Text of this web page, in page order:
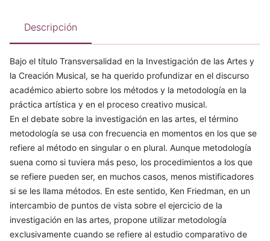
Descripción
Bajo el título Transversalidad en la Investigación de las Artes y
la Creación Musical, se ha querido profundizar en el discurso
académico abierto sobre los métodos y la metodología en la
práctica artística y en el proceso creativo musical.
En el debate sobre la investigación en las artes, el término
metodología se usa con frecuencia en momentos en los que se
refiere al método en singular o en plural. Aunque metodología
suena como si tuviera más peso, los procedimientos a los que
se refiere pueden ser, en muchos casos, menos mistificadores
si se les llama métodos. En este sentido, Ken Friedman, en un
intercambio de puntos de vista sobre el ejercicio de la
investigación en las artes, propone utilizar metodología
exclusivamente cuando se refiere al estudio comparativo de